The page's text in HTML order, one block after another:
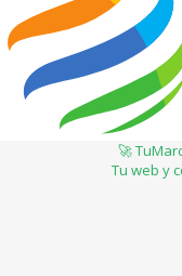
🚀
Tu web y